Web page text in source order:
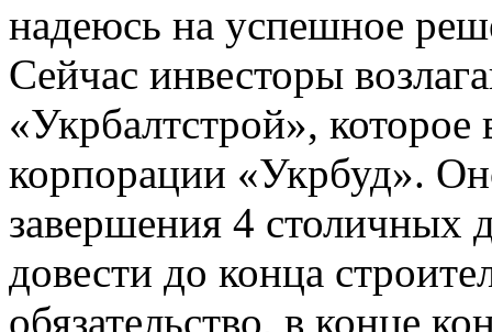
надеюсь на успешное
Сейчас инвесторы
«Укрбалтстрой», которое
корпорации «Укрбуд».
завершения 4 столичных
довести до конца
обязательство, в конце